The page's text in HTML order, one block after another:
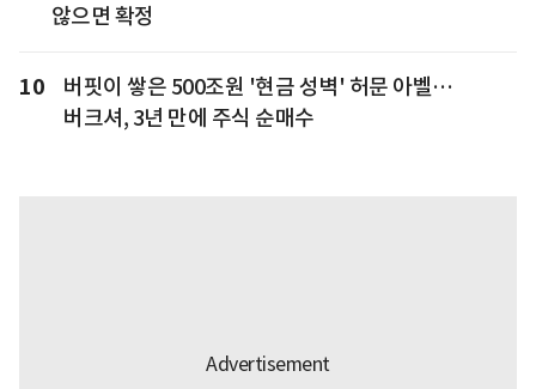
않으면 확정
10
버핏이 쌓은 500조원 '현금 성벽' 허문 아벨…
버크셔, 3년 만에 주식 순매수